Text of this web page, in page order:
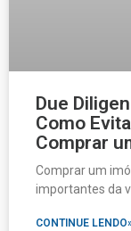
Due
Como
Comprar
Comprar um
importantes da
CONTINUE